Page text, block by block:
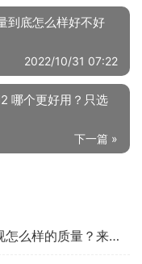
到底怎么样好不好
2022/10/31 07:22
下一篇 »
【真实评测】OPPO65K9平板电视怎么样的质量？来看看买家说法